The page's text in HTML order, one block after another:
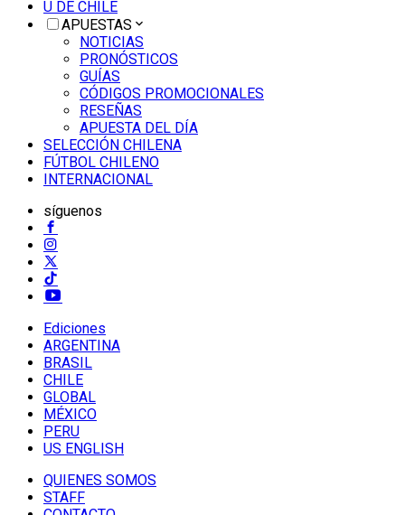
U DE CHILE
APUESTAS
NOTICIAS
PRONÓSTICOS
GUÍAS
CÓDIGOS PROMOCIONALES
RESEÑAS
APUESTA DEL DÍA
SELECCIÓN CHILENA
FÚTBOL CHILENO
INTERNACIONAL
síguenos
Ediciones
ARGENTINA
BRASIL
CHILE
GLOBAL
MÉXICO
PERU
US ENGLISH
QUIENES SOMOS
STAFF